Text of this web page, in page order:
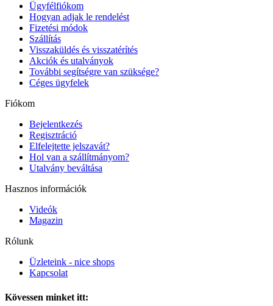
Ügyfélfiókom
Hogyan adjak le rendelést
Fizetési módok
Szállítás
Visszaküldés és visszatérítés
Akciók és utalványok
További segítségre van szüksége?
Céges ügyfelek
Fiókom
Bejelentkezés
Regisztráció
Elfelejtette jelszavát?
Hol van a szállítmányom?
Utalvány beváltása
Hasznos információk
Videók
Magazin
Rólunk
Üzleteink - nice shops
Kapcsolat
Kövessen minket itt: